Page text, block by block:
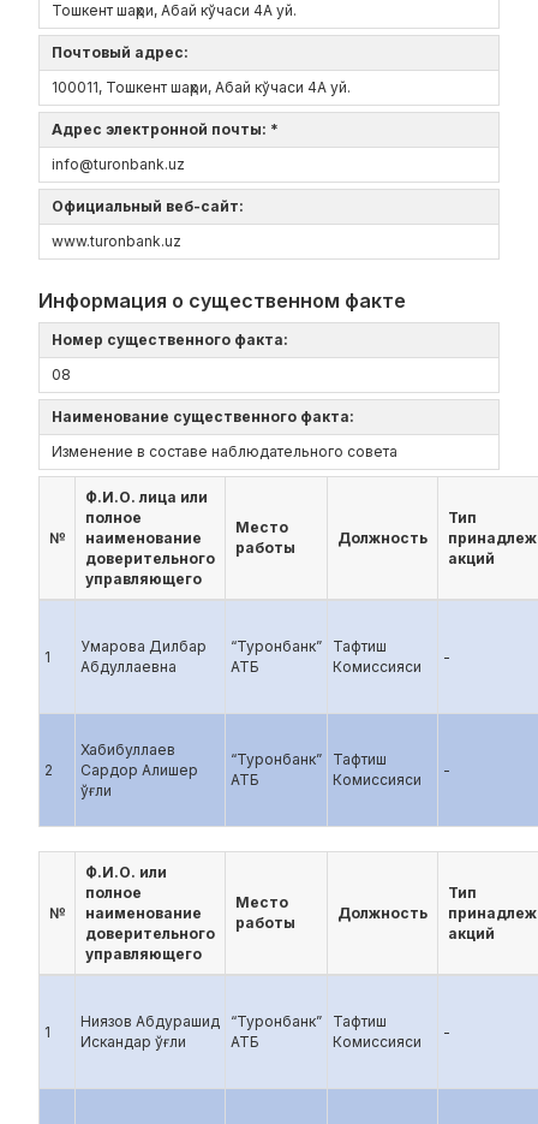
Тошкент шаҳри, Абай кўчаси 4А уй.
Почтовый адрес:
100011, Тошкент шаҳри, Абай кўчаси 4А уй.
Адрес электронной почты: *
info@turonbank.uz
Официальный веб-сайт:
www.turonbank.uz
Информация о существенном факте
Номер существенного факта:
08
Наименование существенного факта:
Изменение в составе наблюдательного совета
№
Ф.И.О. лица или
полное
наименование
доверительного
управляющего
Место
работы
Должность
Тип
акций
1
Умарова Дилбар
Абдуллаевна
“Туронбанк”
АТБ
Тафтиш
Комиссияси
-
2
Хабибуллаев
Сардор Алишер
ўғли
“Туронбанк”
АТБ
Тафтиш
Комиссияси
-
№
Ф.И.О. или
полное
наименование
доверительного
управляющего
Место
работы
Должность
Тип
акций
1
Ниязов Абдурашид
Искандар ўғли
“Туронбанк”
АТБ
Тафтиш
Комиссияси
-